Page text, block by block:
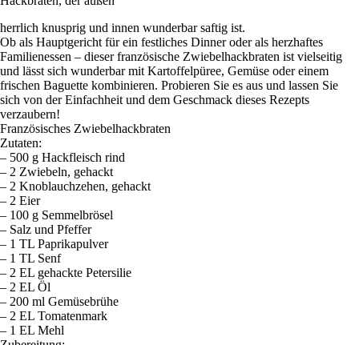
herrlich knusprig und innen wunderbar saftig ist.
Ob als Hauptgericht für ein festliches Dinner oder als herzhaftes
Familienessen – dieser französische Zwiebelhackbraten ist vielseitig
und lässt sich wunderbar mit Kartoffelpüree, Gemüse oder einem
frischen Baguette kombinieren. Probieren Sie es aus und lassen Sie
sich von der Einfachheit und dem Geschmack dieses Rezepts
verzaubern!
Französisches Zwiebelhackbraten
Zutaten:
– 500 g Hackfleisch rind
– 2 Zwiebeln, gehackt
– 2 Knoblauchzehen, gehackt
– 2 Eier
– 100 g Semmelbrösel
– Salz und Pfeffer
– 1 TL Paprikapulver
– 1 TL Senf
– 2 EL gehackte Petersilie
– 2 EL Öl
– 200 ml Gemüsebrühe
– 2 EL Tomatenmark
– 1 EL Mehl